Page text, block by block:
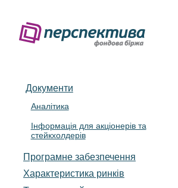
Документи
Аналітика
Інформація для акціонерів та
стейкхолдерів
Програмне забезпечення
Характеристика pинків